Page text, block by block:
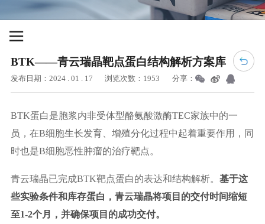
BTK——青云瑞晶靶点蛋白结构解析方案库
发布日期：2024 . 01 . 17 浏览次数：1953 分享：
BTK蛋白是胞浆内非受体型酪氨酸激酶TEC家族中的一
员，在B细胞生长发育、增殖分化过程中起着重要作用，同
时也是B细胞恶性肿瘤的治疗靶点。
青云瑞晶已完成BTK靶点蛋白的表达和结构解析。 基于这
些实验条件和库存蛋白，青云瑞晶将项目的交付时间缩短
至1-2个月，并确保项目的成功交付。